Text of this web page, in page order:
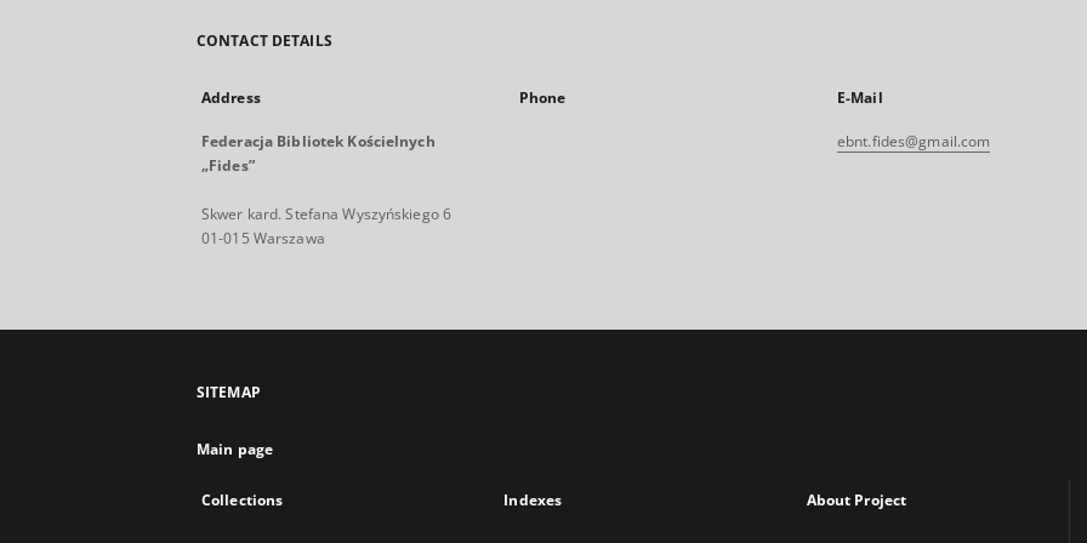
CONTACT DETAILS
Address
Federacja Bibliotek Kościelnych
„Fides”
Skwer kard. Stefana Wyszyńskiego 6
01-015 Warszawa
Phone E-Mail
ebnt.fides@gmail.com
SITEMAP
Main page
Collections Indexes About Project